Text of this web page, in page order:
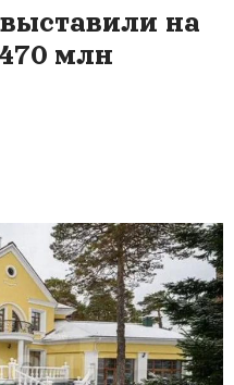
на
млн